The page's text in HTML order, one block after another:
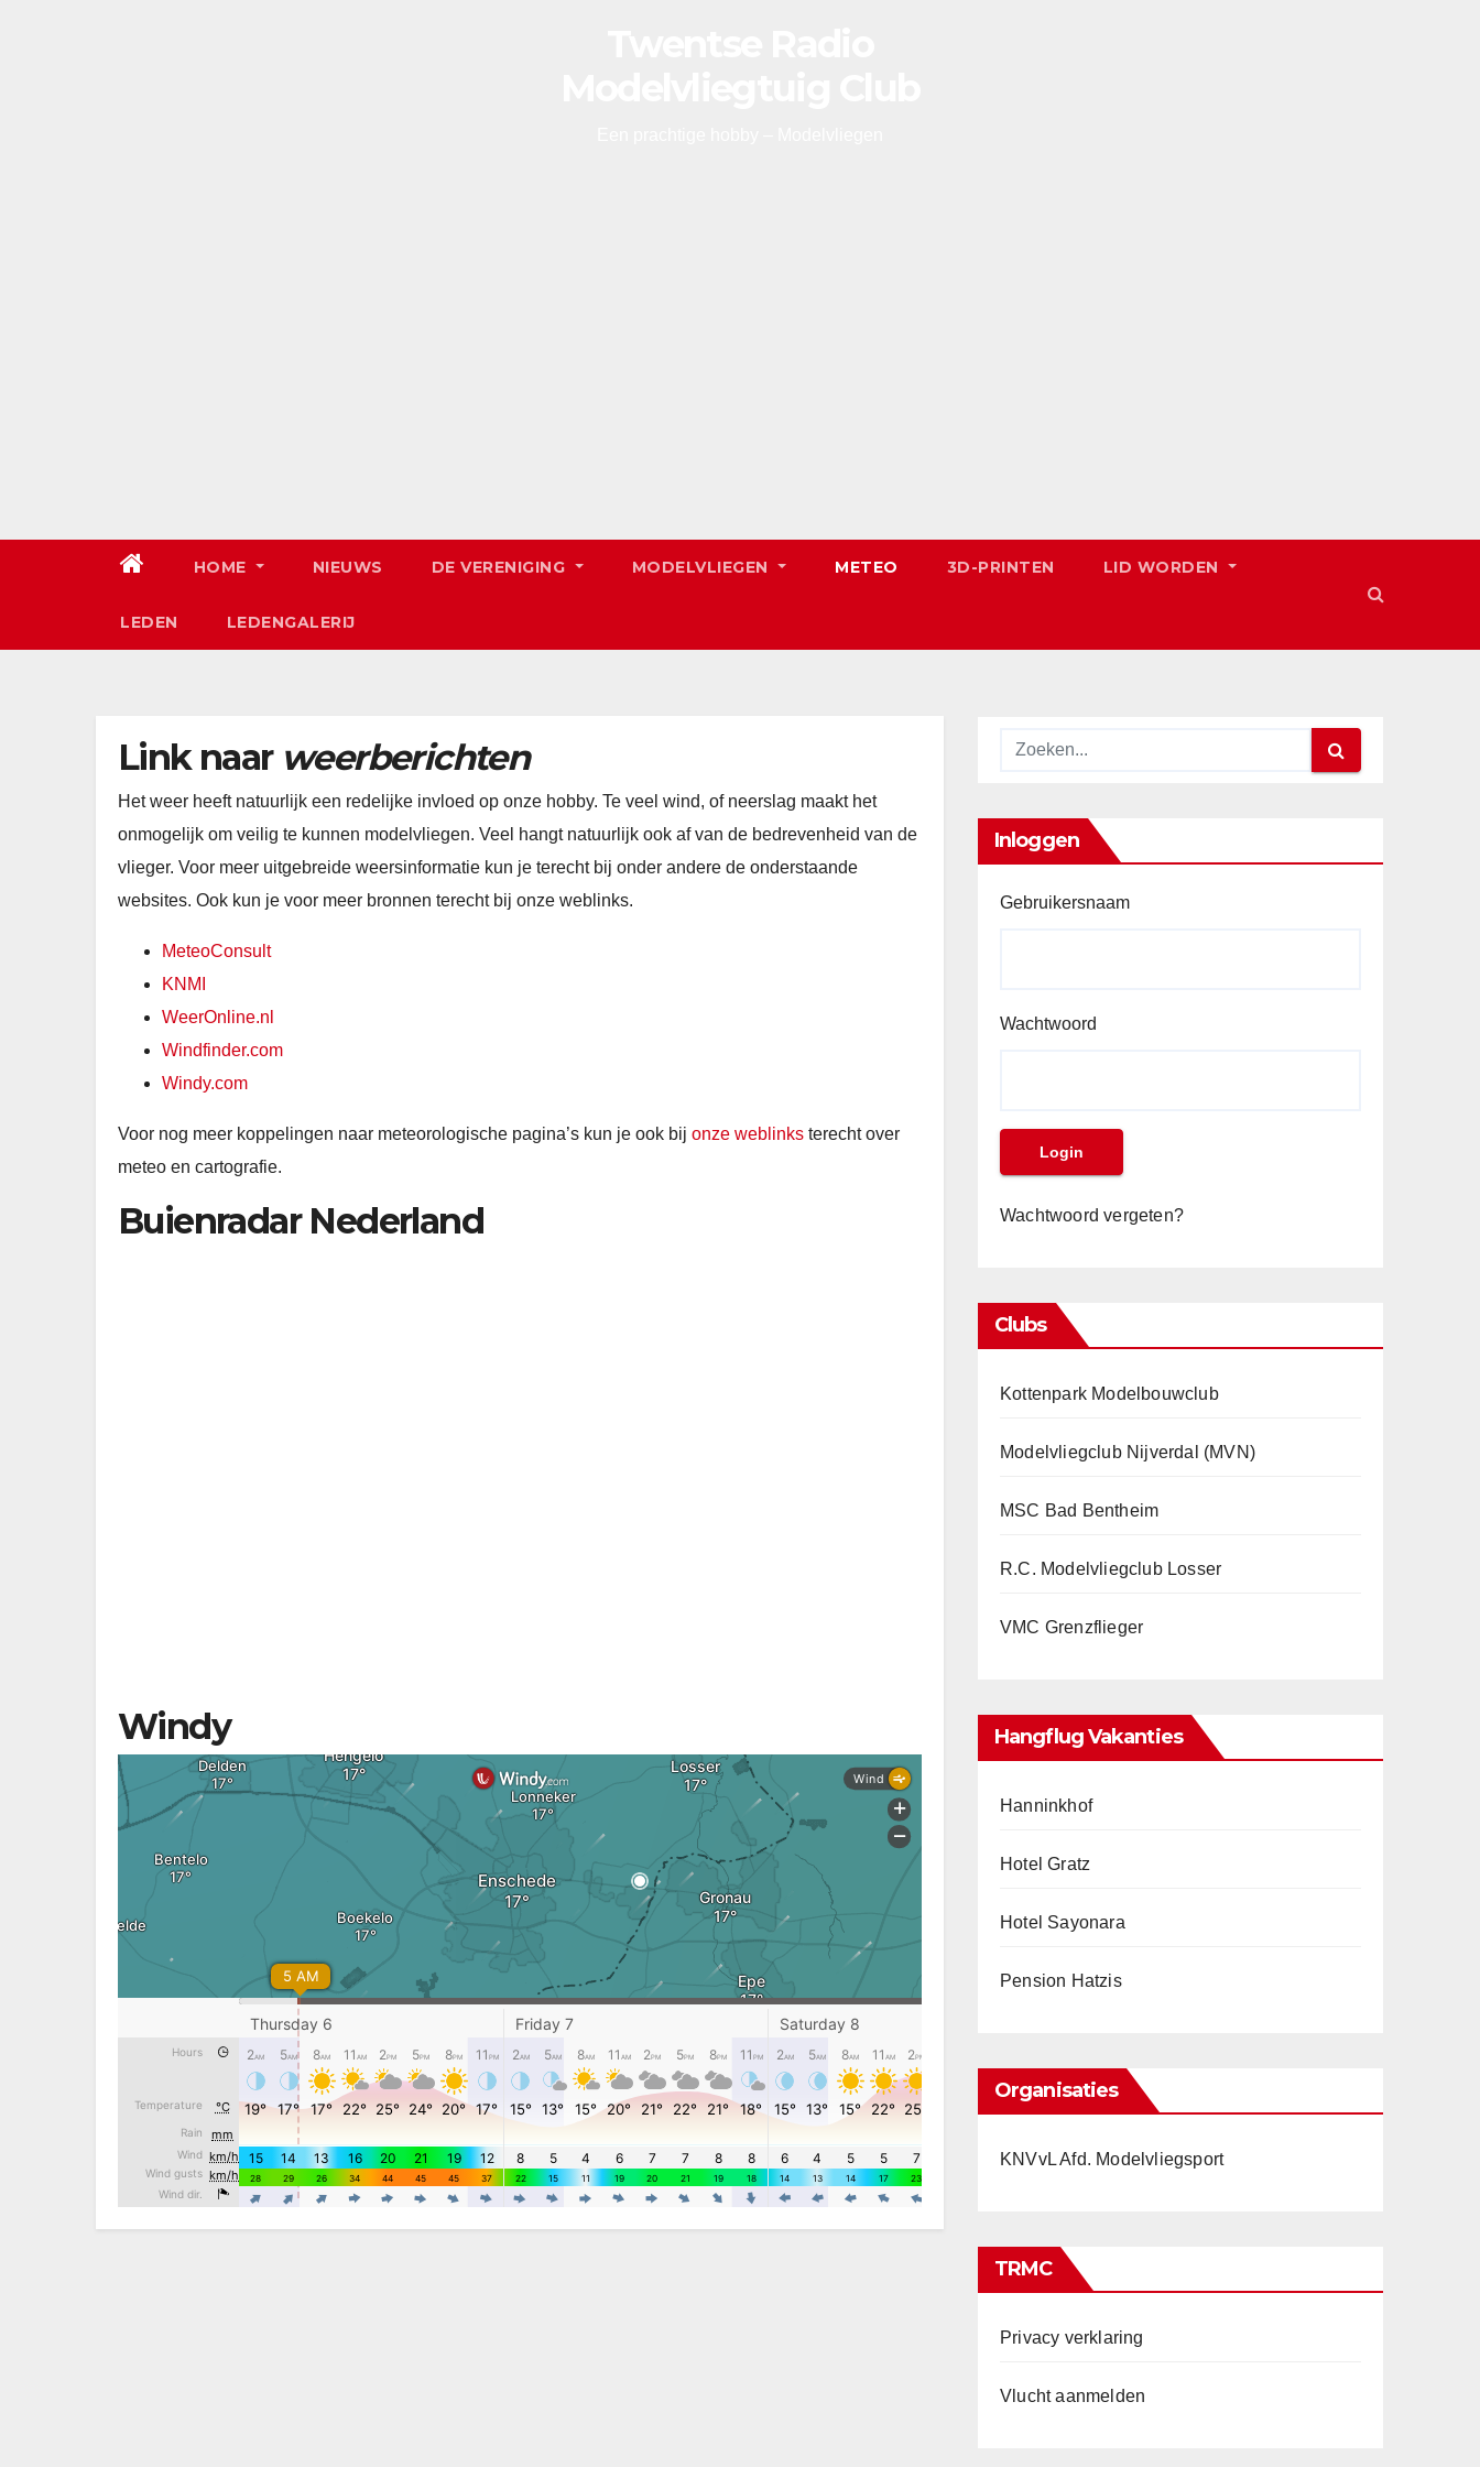
HOME NIEUWS DE VERENIGING MODELVLIEGEN METEO 3D-PRINTEN LID WORDEN
LEDEN LEDENGALERIJ
Link naar weerberichten
Het weer heeft natuurlijk een redelijke invloed op onze hobby. Te veel wind, of neerslag maakt het
onmogelijk om veilig te kunnen modelvliegen. Veel hangt natuurlijk ook af van de bedrevenheid van de
vlieger. Voor meer uitgebreide weersinformatie kun je terecht bij onder andere de onderstaande
websites. Ook kun je voor meer bronnen terecht bij onze weblinks.
MeteoConsult
KNMI
WeerOnline.nl
Windfinder.com
Windy.com
Voor nog meer koppelingen naar meteorologische pagina’s kun je ook bij onze weblinks terecht over
meteo en cartografie.
Buienradar Nederland
Windy
Inloggen
Gebruikersnaam
Wachtwoord
Wachtwoord vergeten?
Clubs
Kottenpark Modelbouwclub
Modelvliegclub Nijverdal (MVN)
MSC Bad Bentheim
R.C. Modelvliegclub Losser
VMC Grenzflieger
Hangflug Vakanties
Hanninkhof
Hotel Gratz
Hotel Sayonara
Pension Hatzis
Organisaties
KNVvL Afd. Modelvliegsport
TRMC
Privacy verklaring
Vlucht aanmelden